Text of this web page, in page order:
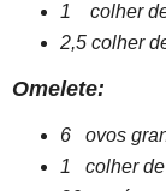
1 colher de
2,5 colher
Omelete:
6 ovos
1 colher de